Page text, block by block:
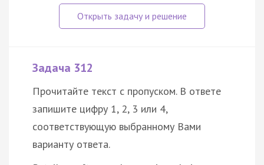
Задача 312
Прочитайте текст с пропуском. В ответе
запишите цифру 1, 2, 3 или 4,
соответствующую выбранному Вами
варианту ответа.